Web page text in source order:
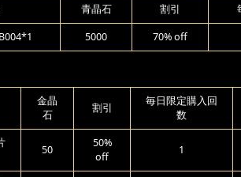
青晶石 割引
5000 70% off
金晶
石
割引
毎日限定購入回
数
50
50%
off
1